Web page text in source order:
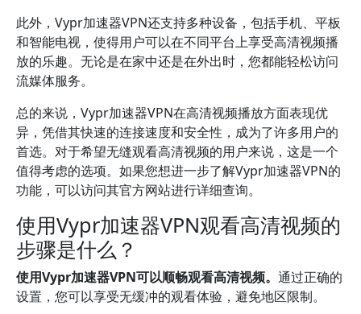
此外，Vypr加速器VPN还支持多种设备，包括手机、平板
和智能电视，使得用户可以在不同平台上享受高清视频播
放的乐趣。无论是在家中还是在外出时，您都能轻松访问
流媒体服务。
总的来说，Vypr加速器VPN在高清视频播放方面表现优
异，凭借其快速的连接速度和安全性，成为了许多用户的
首选。对于希望无缝观看高清视频的用户来说，这是一个
值得考虑的选项。如果您想进一步了解Vypr加速器VPN的
功能，可以访问其官方网站进行详细查询。
使用Vypr加速器VPN观看高清视频的
步骤是什么？
使用Vypr加速器VPN可以顺畅观看高清视频。 通过正确的
设置，您可以享受无缓冲的观看体验，避免地区限制。